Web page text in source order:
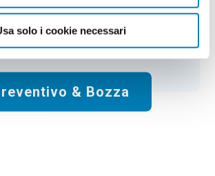
solo i cookie necessari
Gratis
€106.00+ IVA
& Bozza